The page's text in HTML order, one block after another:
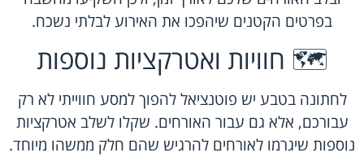
בפרטים הקטנים שיהפכו את האירוע לבלתי נשכח.
🗺️ חוויות ואטרקציות נוספות
לחתונה בטבע יש פוטנציאל להפוך למסע חווייתי לא רק
עבורכם, אלא גם עבור האורחים. שקלו לשלב אטרקציות
נוספות שיגרמו לאורחים להרגיש שהם חלק ממשהו מיוחד.